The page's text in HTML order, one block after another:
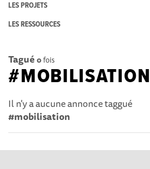
LES PROJETS
LES RESSOURCES
Tagué 0fois
#MOBILISATION
Il n'y a aucune annonce taggué
#mobilisation